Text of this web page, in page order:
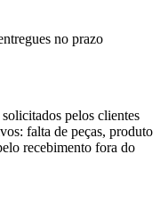
no prazo
pelos clientes
falta de peças, produto
recebimento fora do